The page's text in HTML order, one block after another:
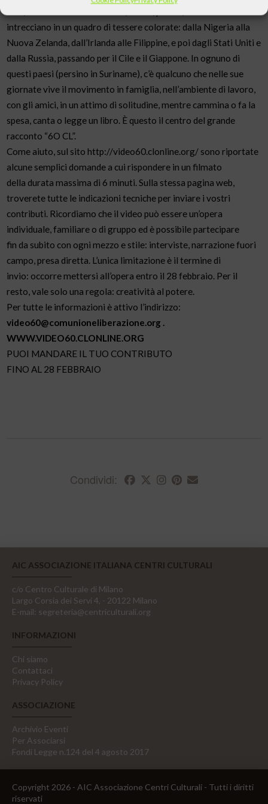
intrecciano in un quadro di tessere colorate: dalla Nigeria alla
Nuova Zelanda, dall’Irlanda alle Filippine, e poi dagli Stati Uniti e
dalla Russia, passando per il Cile e il Giappone. In ognuno di
questi paesi (persino in Suriname), c’è qualcuno che nelle sue
giornate vive il movimento in famiglia, nell’ambiente di lavoro,
con gli amici, in un attimo di solitudine, mentre cammina o fa la
spesa, canta o legge un libro. È questo il centro del grande
racconto “6O CL”.
Come aiuto, sul sito http://video60.clonline.org/ sono riportate
alcune semplici domande a cui rispondere in un filmato
della durata massima di 6 minuti. Sulla stessa pagina web,
troverete tutte le indicazioni tecniche per inviare i vostri
contributi. Ricordiamo che il video può essere un’opera
individuale, familiare o di gruppo ed è possibile partecipare
fin da subito con ogni mezzo e stile: interviste, narrazione fuori
campo, presa diretta. L’unica limitazione è il termine di
invio: occorre mettersi all’opera entro il 28 febbraio. Per il
resto, vale solo una regola: creatività al potere.
Per tutte le informazioni è attivo l’indirizzo:
video60@comunioneliberazione.org .
WWW.VIDEO60.CLONLINE.ORG
PUOI MANDARE IL TUO CONTRIBUTO
FINO AL 28 FEBBRAIO
Condividi:
AIC ASSOCIAZIONE ITALIANA CENTRI CULTURALI
c/o Centro Culturale di Milano
Largo Corsia dei Servi 4, - 20122 Milano
E-mail: segreteria@centriculturali.org
INFORMAZIONI
Chi siamo
Contattaci
Privacy Policy
ASSOCIAZIONE
Archivio Eventi
Per Associarsi
Fondi Legge n.124 del 4 agosto 2017
Copyright 2026 - AIC Associazione Centri Culturali - Tutti i diritti
riservati